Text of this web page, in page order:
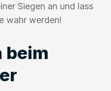
Siegen an und lass
wahr werden!
beim